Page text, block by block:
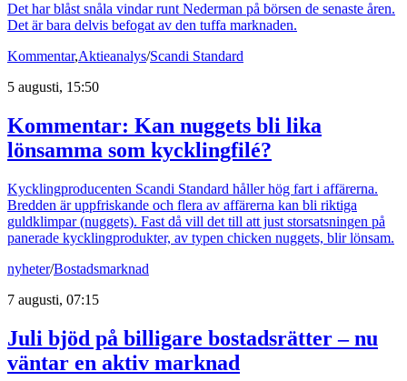
Det har blåst snåla vindar runt Nederman på börsen de senaste åren.
Det är bara delvis befogat av den tuffa marknaden.
Kommentar,Aktieanalys/Scandi Standard
5 augusti, 15:50
Kommentar: Kan nuggets bli lika
lönsamma som kycklingfilé?
Kycklingproducenten Scandi Standard håller hög fart i affärerna.
Bredden är uppfriskande och flera av affärerna kan bli riktiga
guldklimpar (nuggets). Fast då vill det till att just storsatsningen på
panerade kycklingprodukter, av typen chicken nuggets, blir lönsam.
nyheter/Bostadsmarknad
7 augusti, 07:15
Juli bjöd på billigare bostadsrätter – nu
väntar en aktiv marknad